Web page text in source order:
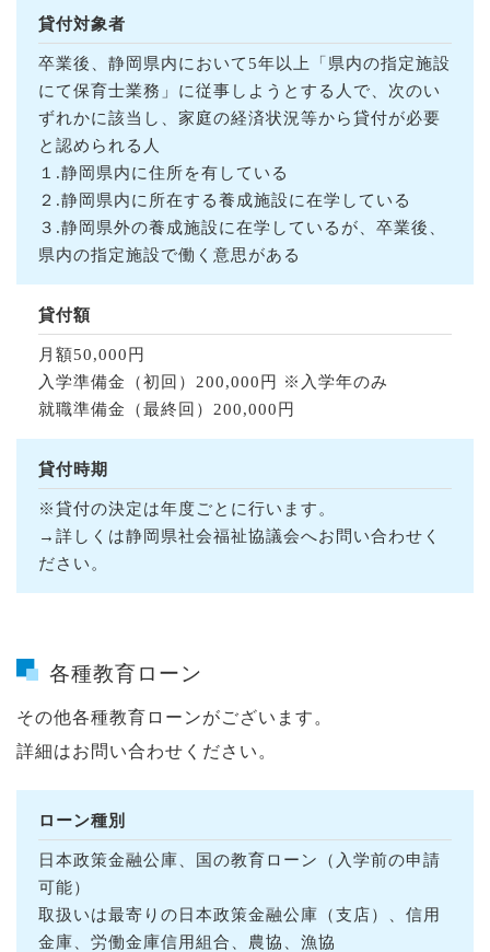
貸付対象者
卒業後、静岡県内において5年以上「県内の指定施設
にて保育士業務」に従事しようとする人で、次のい
ずれかに該当し、家庭の経済状況等から貸付が必要
と認められる人
１.静岡県内に住所を有している
２.静岡県内に所在する養成施設に在学している
３.静岡県外の養成施設に在学しているが、卒業後、
県内の指定施設で働く意思がある
貸付額
月額50,000円
入学準備金（初回）200,000円 ※入学年のみ
就職準備金（最終回）200,000円
貸付時期
※貸付の決定は年度ごとに行います。
→詳しくは静岡県社会福祉協議会へお問い合わせく
ださい。
各種教育ローン
その他各種教育ローンがございます。
詳細はお問い合わせください。
ローン種別
日本政策金融公庫、国の教育ローン（入学前の申請
可能）
取扱いは最寄りの日本政策金融公庫（支店）、信用
金庫、労働金庫信用組合、農協、漁協